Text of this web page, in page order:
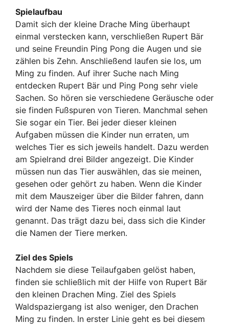
Spielaufbau
Damit sich der kleine Drache Ming überhaupt
einmal verstecken kann, verschließen Rupert Bär
und seine Freundin Ping Pong die Augen und sie
zählen bis Zehn. Anschließend laufen sie los, um
Ming zu finden. Auf ihrer Suche nach Ming
entdecken Rupert Bär und Ping Pong sehr viele
Sachen. So hören sie verschiedene Geräusche oder
sie finden Fußspuren von Tieren. Manchmal sehen
Sie sogar ein Tier. Bei jeder dieser kleinen
Aufgaben müssen die Kinder nun erraten, um
welches Tier es sich jeweils handelt. Dazu werden
am Spielrand drei Bilder angezeigt. Die Kinder
müssen nun das Tier auswählen, das sie meinen,
gesehen oder gehört zu haben. Wenn die Kinder
mit dem Mauszeiger über die Bilder fahren, dann
wird der Name des Tieres noch einmal laut
genannt. Das trägt dazu bei, dass sich die Kinder
die Namen der Tiere merken.
Ziel des Spiels
Nachdem sie diese Teilaufgaben gelöst haben,
finden sie schließlich mit der Hilfe von Rupert Bär
den kleinen Drachen Ming. Ziel des Spiels
Waldspaziergang ist also weniger, den Drachen
Ming zu finden. In erster Linie geht es bei diesem